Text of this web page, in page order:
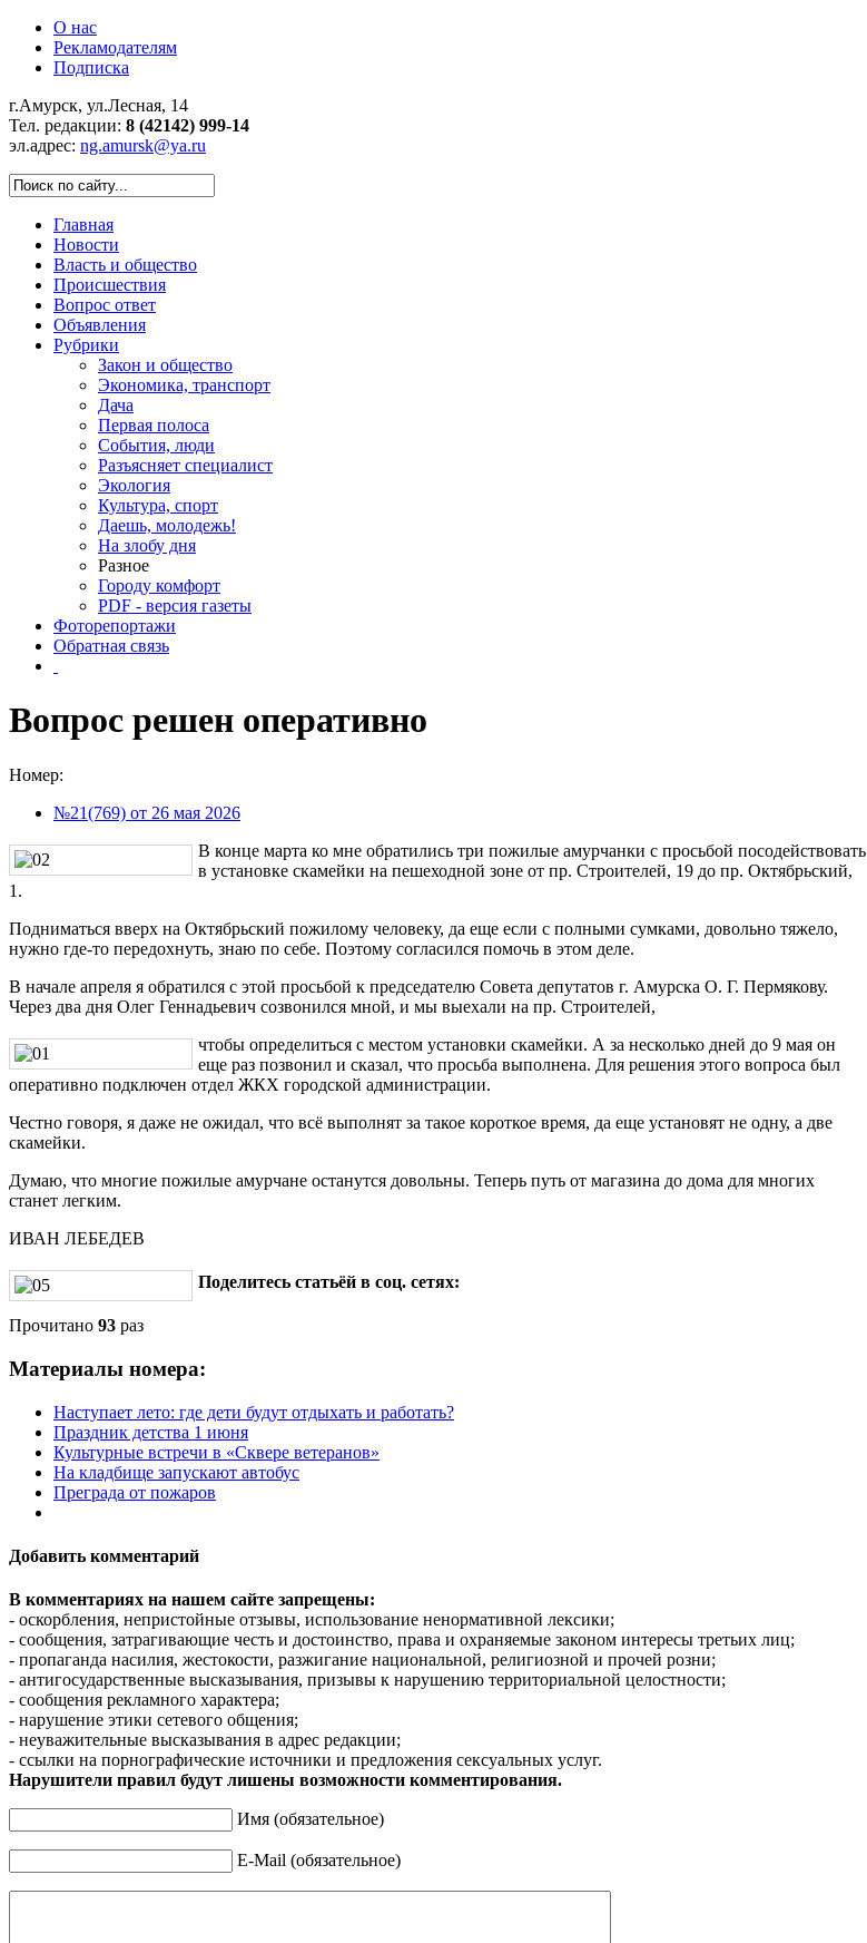
О нас
Рекламодателям
Подписка
г.Амурск, ул.Лесная, 14
Тел. редакции: 8 (42142) 999-14
эл.адрес: ng.amursk@ya.ru
Главная
Новости
Власть и общество
Происшествия
Вопрос ответ
Объявления
Рубрики
Закон и общество
Экономика, транспорт
Дача
Первая полоса
События, люди
Разъясняет специалист
Экология
Культура, спорт
Даешь, молодежь!
На злобу дня
Разное
Городу комфорт
PDF - версия газеты
Фоторепортажи
Обратная связь
Вопрос решен оперативно
Номер:
№21(769) от 26 мая 2026
В конце марта ко мне обратились три пожилые амурчанки с просьбой посодействовать
в установке скамейки на пешеходной зоне от пр. Строителей, 19 до пр. Октябрьский,
1.
Подниматься вверх на Октябрьский пожилому человеку, да еще если с полными сумками, довольно тяжело,
нужно где-то передохнуть, знаю по себе. Поэтому согласился помочь в этом деле.
В начале апреля я обратился с этой просьбой к председателю Совета депутатов г. Амурска О. Г. Пермякову.
Через два дня Олег Геннадьевич созвонился мной, и мы выехали на пр. Строителей,
чтобы определиться с местом установки скамейки. А за несколько дней до 9 мая он
еще раз позвонил и сказал, что просьба выполнена. Для решения этого вопроса был
оперативно подключен отдел ЖКХ городской администрации.
Честно говоря, я даже не ожидал, что всё выполнят за такое короткое время, да еще установят не одну, а две
скамейки.
Думаю, что многие пожилые амурчане останутся довольны. Теперь путь от магазина до дома для многих
станет легким.
ИВАН ЛЕБЕДЕВ
Поделитесь статьёй в соц. сетях:
Прочитано 93 раз
Материалы номера:
Наступает лето: где дети будут отдыхать и работать?
Праздник детства 1 июня
Культурные встречи в «Сквере ветеранов»
На кладбище запускают автобус
Преграда от пожаров
Добавить комментарий
В комментариях на нашем сайте запрещены:
- оскорбления, непристойные отзывы, использование ненормативной лексики;
- сообщения, затрагивающие честь и достоинство, права и охраняемые законом интересы третьих лиц;
- пропаганда насилия, жестокости, разжигание национальной, религиозной и прочей розни;
- антигосударственные высказывания, призывы к нарушению территориальной целостности;
- сообщения рекламного характера;
- нарушение этики сетевого общения;
- неуважительные высказывания в адрес редакции;
- ссылки на порнографические источники и предложения сексуальных услуг.
Нарушители правил будут лишены возможности комментирования.
Имя (обязательное)
E-Mail (обязательное)